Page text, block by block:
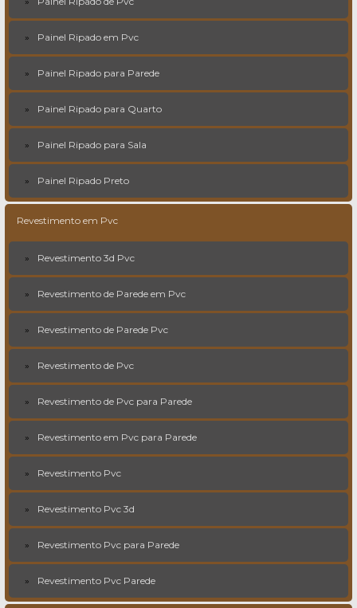
Painel Ripado em Pvc
Painel Ripado para Parede
Painel Ripado para Quarto
Painel Ripado para Sala
Painel Ripado Preto
Revestimento em Pvc
Revestimento 3d Pvc
Revestimento de Parede em Pvc
Revestimento de Parede Pvc
Revestimento de Pvc
Revestimento de Pvc para Parede
Revestimento em Pvc para Parede
Revestimento Pvc
Revestimento Pvc 3d
Revestimento Pvc para Parede
Revestimento Pvc Parede